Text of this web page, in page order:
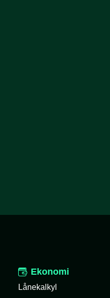
Ekonomi
Lånekalkyl